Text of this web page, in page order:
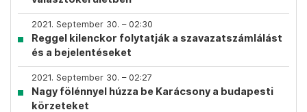
2021. September 30. – 02:30
Reggel kilenckor folytatják a szavazatszámlálást
és a bejelentéseket
2021. September 30. – 02:27
Nagy fölénnyel húzza be Karácsony a budapesti
körzeteket